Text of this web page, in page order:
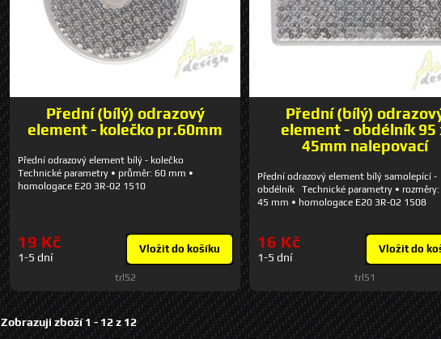
Přední (bílý) odrazový
element - kolečko pr.60mm
Přední odrazový element bílý - kolečko
Technické parametry • průměr: 60 mm •
homologace E20 3R-02 1510
19 Kč
1-5 dní
Vložit do košíku
trl52
Přední (bílý)
element - obdélník 95
45mm nalepovací
Přední odrazový element bílý samolepící -
obdélník Technické parametry • rozměry:
45 mm • homologace E20 3R-02 1508
16 Kč
1-5 dní
Vložit do
trl51
Zobrazuji zboží 1 - 12z 12